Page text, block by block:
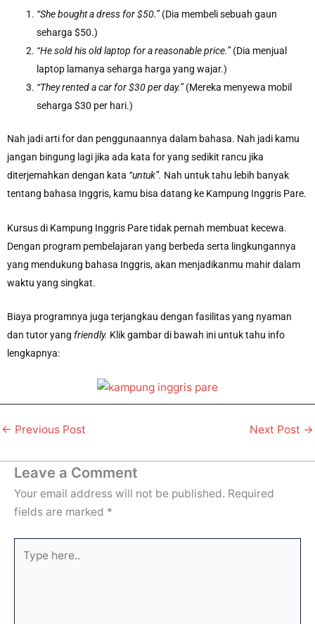
“She bought a dress for $50.”(Dia membeli sebuah gaun
seharga $50.)
“He sold his old laptop for a reasonable price.”(Dia menjual
laptop lamanya seharga harga yang wajar.)
“They rented a car for $30 per day.”(Mereka menyewa mobil
seharga $30 per hari.)
Nah jadi arti for dan penggunaannya dalam bahasa. Nah jadi kamu
jangan bingung lagi jika ada kata for yang sedikit rancu jika
diterjemahkan dengan kata “untuk”. Nah untuk tahu lebih banyak
tentang bahasa Inggris, kamu bisa datang ke Kampung Inggris Pare.
Kursus di Kampung Inggris Pare tidak pernah membuat kecewa.
Dengan program pembelajaran yang berbeda serta lingkungannya
yang mendukung bahasa Inggris, akan menjadikanmu mahir dalam
waktu yang singkat.
Biaya programnya juga terjangkau dengan fasilitas yang nyaman
dan tutor yang friendly. Klik gambar di bawah ini untuk tahu info
lengkapnya:
← Previous Post Next Post →
Leave a Comment
Your email address will not be published. Required
fields are marked *
here..